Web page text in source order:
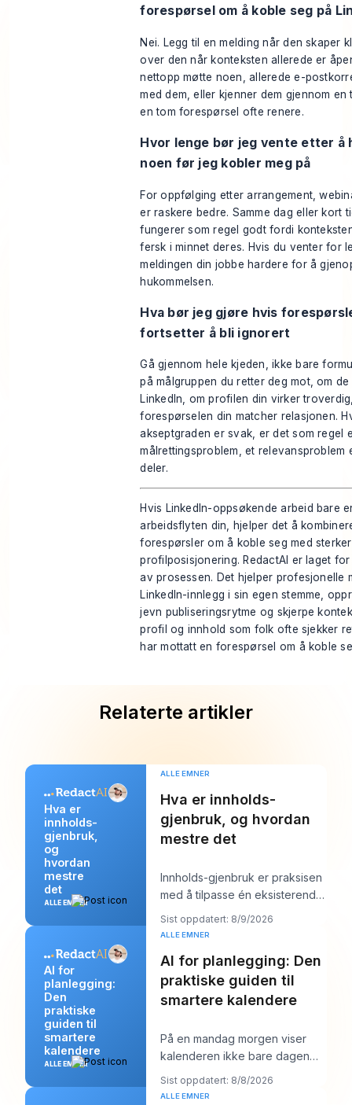
forespørsel om å koble seg på
Nei. Legg til en melding når den skaper
over den når konteksten allerede er
nettopp møtte noen, allerede e-
med dem, eller kjenner dem gjennom en
en tom forespørsel ofte renere.
Hvor lenge bør jeg vente etter å
noen før jeg kobler meg på
For oppfølging etter arrangement,
er raskere bedre. Samme dag eller kort
fungerer som regel godt fordi
fersk i minnet deres. Hvis du venter for
meldingen din jobbe hardere for å
hukommelsen.
Hva bør jeg gjøre hvis
fortsetter å bli ignorert
Gå gjennom hele kjeden, ikke bare
på målgruppen du retter deg mot, om
LinkedIn, om profilen din virker
forespørselen din matcher relasjonen.
akseptgraden er svak, er det som regel
målrettingsproblem, et relevansproblem
deler.
Hvis LinkedIn-oppsøkende arbeid bare
arbeidsflyten din, hjelper det å
forespørsler om å koble seg med
profilposisjonering. RedactAI er laget
av prosessen. Det hjelper profesjonelle
LinkedIn-innlegg i sin egen stemme,
jevn publiseringsrytme og skjerpe
profil og innhold som folk ofte sjekker
har mottatt en forespørsel om å koble
Relaterte artikler
Hva er
innholds-
gjenbruk,
og
hvordan
mestre
det
ALLE EMNER
ALLE EMNER
Hva er innholds-
gjenbruk, og hvordan
mestre det
Innholds-gjenbruk er praksisen
med å tilpasse én eksisterende
plattformtilpassede
Sist oppdatert: 8/9/2026
AI for
planlegging:
Den
praktiske
guiden til
smartere
kalendere
ALLE EMNER
ALLE EMNER
AI for planlegging: Den
praktiske guiden til
smartere kalendere
På en mandag morgen viser
kalenderen ikke bare dagen
din. Den begynner å forhandle
med den. Du har é
Sist oppdatert: 8/8/2026
ALLE EMNER